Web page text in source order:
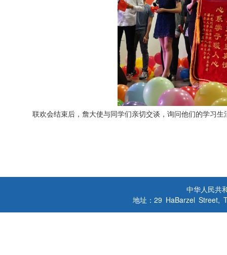
联欢会结束后，詹大使与同学们亲切交谈，询问他们的学习生
中华人民共
地址：29 HaBarzel Street,